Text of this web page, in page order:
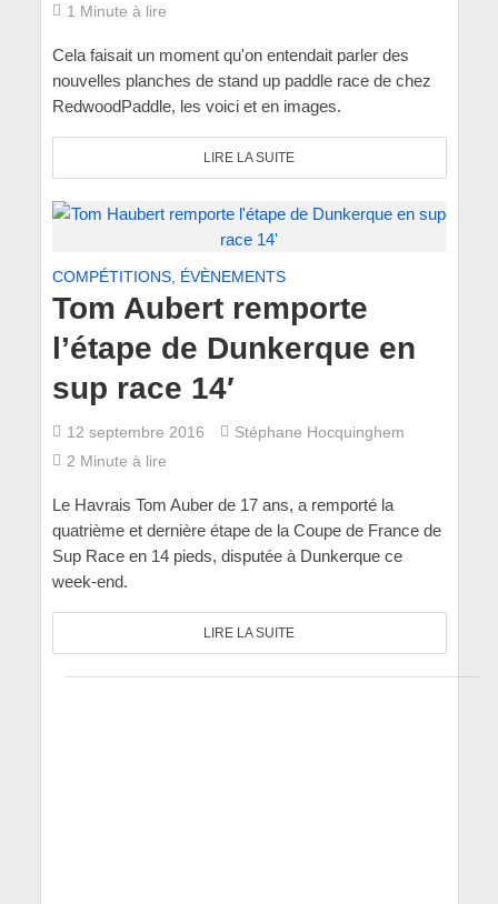
1 Minute à lire
Cela faisait un moment qu'on entendait parler des
nouvelles planches de stand up paddle race de chez
RedwoodPaddle, les voici et en images.
LIRE LA SUITE
COMPÉTITIONS, ÉVÈNEMENTS
Tom Aubert remporte
l’étape de Dunkerque en
sup race 14′
12 septembre 2016
Stéphane Hocquinghem
2 Minute à lire
Le Havrais Tom Auber de 17 ans, a remporté la
quatrième et dernière étape de la Coupe de France de
Sup Race en 14 pieds, disputée à Dunkerque ce
week-end.
LIRE LA SUITE